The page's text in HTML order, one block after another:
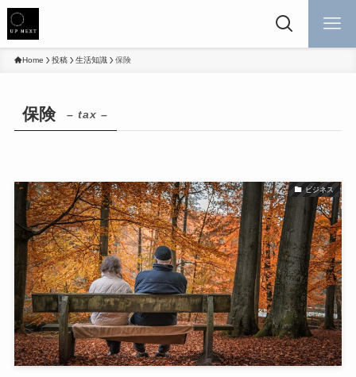
Home 投稿 生活知識 保険
保険 – tax –
ビジネス